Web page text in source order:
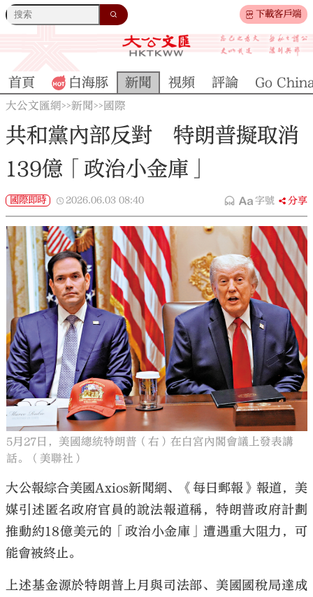
下載客戶端
大公文匯
首頁 白海豚 新聞 視頻 評論 Go
大公文匯網>>新聞>> 國際
共和黨內部反對 特朗普擬取消
139億「政治小金庫」
國際即時 2026.06.03 08:40 字號 分享
5月27日，美國總統特朗普（右）在白宮內閣會議上發表講
話。（美聯社）
大公報綜合美國Axios新聞網、《每日郵報》報道，美
媒引述匿名政府官員的說法報道稱，特朗普政府計劃
推動約18億美元的「政治小金庫」遭遇重大阻力，可
能會被終止。
上述基金源於特朗普上月與司法部、美國國稅局達成